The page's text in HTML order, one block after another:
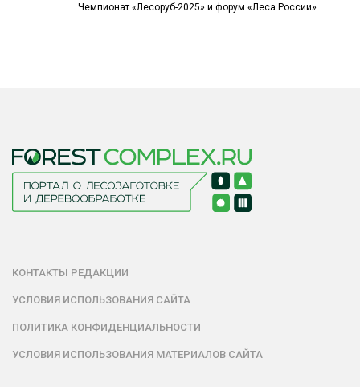
Чемпионат «Лесоруб-2025» и форум «Леса России»
КОНТАКТЫ РЕДАКЦИИ
УСЛОВИЯ ИСПОЛЬЗОВАНИЯ САЙТА
ПОЛИТИКА КОНФИДЕНЦИАЛЬНОСТИ
УСЛОВИЯ ИСПОЛЬЗОВАНИЯ МАТЕРИАЛОВ САЙТА